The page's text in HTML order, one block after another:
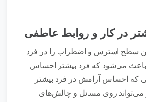
در کار و روابط عاطفی
سطح استرس و اضطراب را در فرد
کاهش می‌‎دهد و باعث می‌‎شود که فرد بیشتر احساس
که احساس آرامش در فرد بیشتر
می‌‎شود فرد بهتر می‌‎تواند روی مسائل و چالش‌های